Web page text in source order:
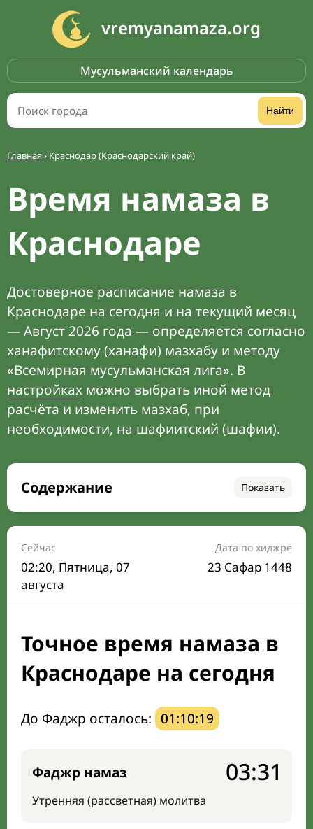
vremyanamaza.org
Мусульманский календарь
Найти
Главная› Краснодар (Краснодарский край)
Время намаза в
Краснодаре
Достоверное расписание намаза в
Краснодаре на сегодня и на текущий месяц
— Август 2026 года — определяется согласно
ханафитскому (ханафи) мазхабу и методу
«Всемирная мусульманская лига». В
настройках можно выбрать иной метод
расчёта и изменить мазхаб, при
необходимости, на шафиитский (шафии).
Содержание Показать
Время намаза на сегодня
Расписание на месяц
Время Сухура и Ифтара на сегодня
Календарь рамадана
Мечети и молельные комнаты
Направление киблы
Сейчас
02:20, Пятница, 07
августа
Дата по хиджре
23 Сафар 1448
Точное время намаза в
Краснодаре на сегодня
До Фаджр осталось: 01:10:18
Фаджр намаз
Утренняя (рассветная) молитва
03:31